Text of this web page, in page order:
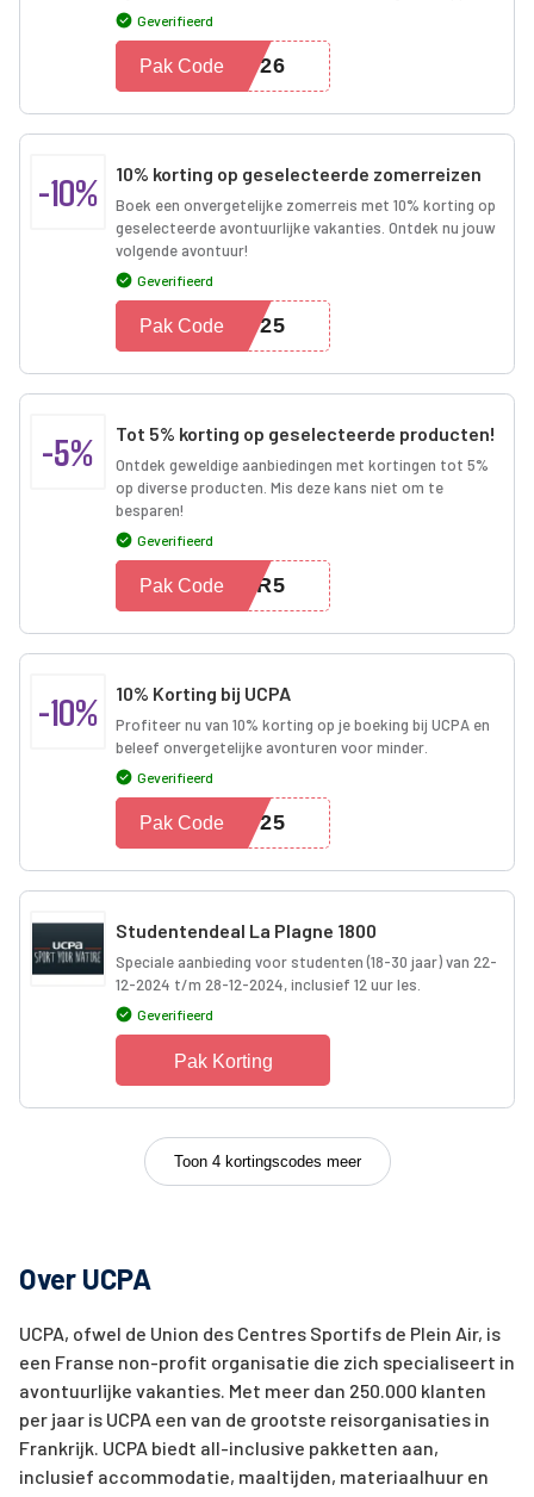
Geverifieerd
2026
Pak Code
-10% 10% korting op geselecteerde zomerreizen
Boek een onvergetelijke zomerreis met 10% korting op
geselecteerde avontuurlijke vakanties. Ontdek nu jouw
volgende avontuur!
Geverifieerd
2025
Pak Code
-5% Tot 5% korting op geselecteerde producten!
Ontdek geweldige aanbiedingen met kortingen tot 5%
op diverse producten. Mis deze kans niet om te
besparen!
Geverifieerd
MER5
Pak Code
-10% 10% Korting bij UCPA
Profiteer nu van 10% korting op je boeking bij UCPA en
beleef onvergetelijke avonturen voor minder.
Geverifieerd
2025
Pak Code
Studentendeal La Plagne 1800
Speciale aanbieding voor studenten (18-30 jaar) van 22-
12-2024 t/m 28-12-2024, inclusief 12 uur les.
Geverifieerd
Pak Korting
Toon 4 kortingscodes meer
Over UCPA
UCPA, ofwel de Union des Centres Sportifs de Plein Air, is
een Franse non-profit organisatie die zich specialiseert in
avontuurlijke vakanties. Met meer dan 250.000 klanten
per jaar is UCPA een van de grootste reisorganisaties in
Frankrijk. UCPA biedt all-inclusive pakketten aan,
inclusief accommodatie, maaltijden, materiaalhuur en